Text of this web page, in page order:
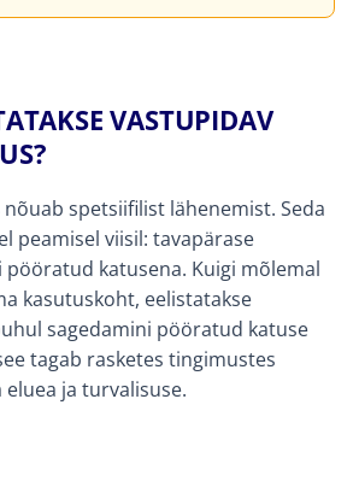
VASTUPIDAV
nõuab spetsiifilist lähenemist. Seda
peamisel viisil: tavapärase
pööratud katusena. Kuigi mõlemal
kasutuskoht, eelistatakse
sagedamini pööratud katuse
tagab rasketes tingimustes
ja turvalisuse.